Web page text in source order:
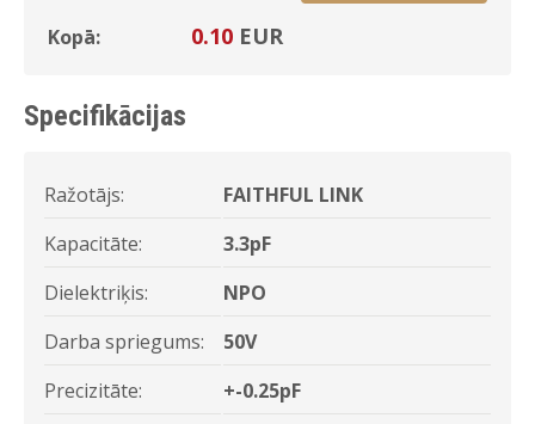
Kopā: 0.10 EUR
Specifikācijas
Ražotājs:
FAITHFUL LINK
Kapacitāte:
3.3pF
Dielektriķis:
NPO
Darba spriegums:
50V
Precizitāte:
+-0.25pF